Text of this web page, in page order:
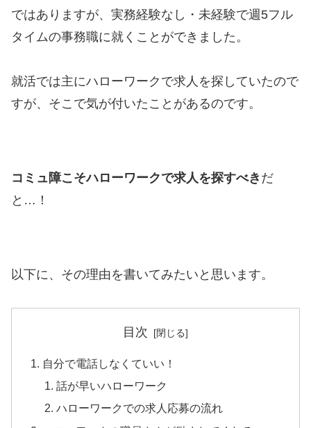
ではありますが、実務経験なし・未経験で週5フル
タイムの事務職に就くことができました。
就活では主にハローワークで求人を探していたので
すが、そこで気が付いたことがあるのです。
コミュ障こそハローワークで求人を探すべき だ
と…！
以下に、その理由を書いてみたいと思います。
目次
自分で電話しなくていい！
話が早いハローワーク
ハローワークでの求人応募の流れ